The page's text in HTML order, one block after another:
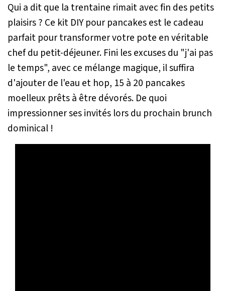
Qui a dit que la trentaine rimait avec fin des petits
plaisirs ? Ce kit DIY pour pancakes est le cadeau
parfait pour transformer votre pote en véritable
chef du petit-déjeuner. Fini les excuses du "j'ai pas
le temps", avec ce mélange magique, il suffira
d'ajouter de l'eau et hop, 15 à 20 pancakes
moelleux prêts à être dévorés. De quoi
impressionner ses invités lors du prochain brunch
dominical !